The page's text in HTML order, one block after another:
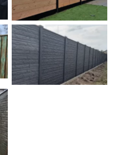
Rots motief antraciet